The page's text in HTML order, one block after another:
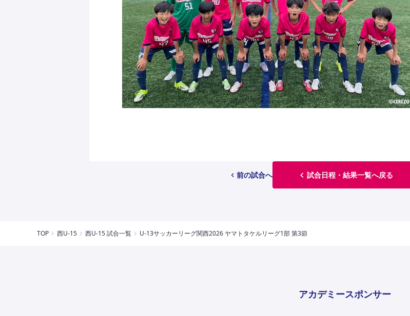
前の試合へ 試合日程・結果一覧へ戻る
TOP 西U-15 西U-15 試合一覧 U-13サッカーリーグ関⻄2026 ヤマトタケルリーグ1部 第3節
アカデミースポンサー